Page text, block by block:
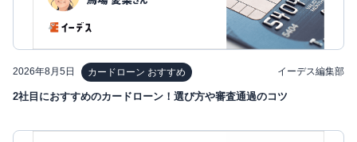
2026年8月5日 カードローン おすすめ イーデス編集部
2社目におすすめのカードローン！選び方や審査通過のコツ